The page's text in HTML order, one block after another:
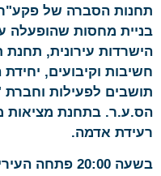
תחנות הסברה של
בניית מחסות שהופעלה
הישרדות עירונית,
חשיבות וקיבועים,
תושבים לפעילות וחברת
הס.ע.ר. בתחנת מציאות
רעידת אדמה.
בשעה 20:00